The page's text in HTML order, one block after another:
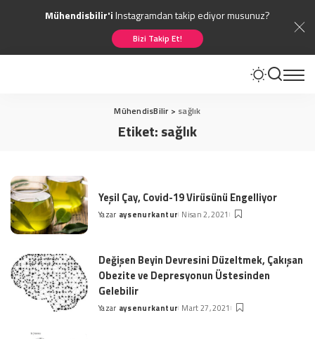
Mühendisbilir'iInstagramdan takip ediyor musunuz?
Bizi Takip Et!
MühendisBilir > sağlık
Etiket:sağlık
Yeşil Çay, Covid-19 Virüsünü Engelliyor
Posted
Yazar aysenurkantur Nisan 2, 2021
Değişen Beyin Devresini Düzeltmek, Çakışan
Obezite ve Depresyonun Üstesinden
Gelebilir
Posted
Yazar aysenurkantur Mart 27, 2021